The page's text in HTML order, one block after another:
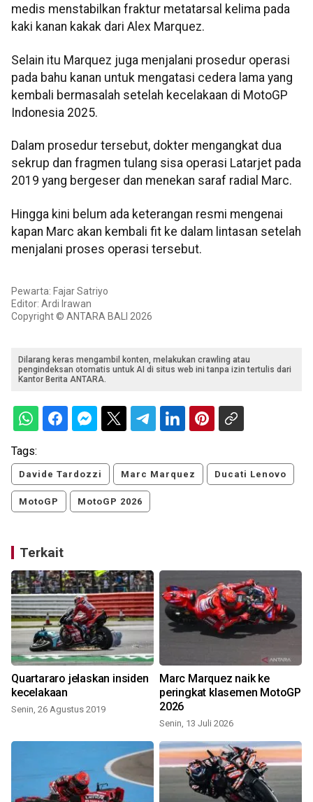
medis menstabilkan fraktur metatarsal kelima pada
kaki kanan kakak dari Alex Marquez.
Selain itu Marquez juga menjalani prosedur operasi
pada bahu kanan untuk mengatasi cedera lama yang
kembali bermasalah setelah kecelakaan di MotoGP
Indonesia 2025.
Dalam prosedur tersebut, dokter mengangkat dua
sekrup dan fragmen tulang sisa operasi Latarjet pada
2019 yang bergeser dan menekan saraf radial Marc.
Hingga kini belum ada keterangan resmi mengenai
kapan Marc akan kembali fit ke dalam lintasan setelah
menjalani proses operasi tersebut.
Pewarta: Fajar Satriyo
Editor: Ardi Irawan
Copyright © ANTARA BALI 2026
Dilarang keras mengambil konten, melakukan crawling atau
pengindeksan otomatis untuk AI di situs web ini tanpa izin tertulis dari
Kantor Berita ANTARA.
Tags:
Davide Tardozzi Marc Marquez Ducati Lenovo
MotoGP MotoGP 2026
Terkait
Quartararo jelaskan insiden
kecelakaan
Senin, 26 Agustus 2019
Marc Marquez naik ke
peringkat klasemen MotoGP
2026
Senin, 13 Juli 2026